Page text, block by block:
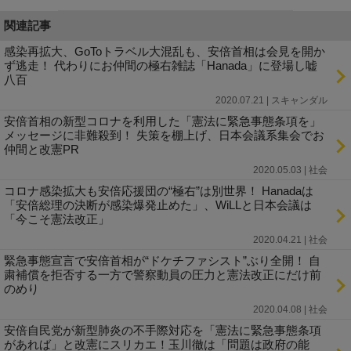
関連記事
感染再拡大、GoToトラベル大混乱も、安倍首相は会見を開か
ず逃走！ 代わりにお仲間の極右雑誌「Hanada」に登場し嘘
八百
2020.07.21 | スキャンダル
安倍首相の新型コロナを利用した「憲法に緊急事態条項を」
メッセージに非難殺到！ 失策を棚上げ、日本会議系集会でお
仲間と改憲PR
2020.05.03 | 社会
コロナ感染拡大も安倍応援団の“極右”は別世界！ Hanadaは
「安倍総理の決断が感染爆発止めた」、WiLLと日本会議は
「今こそ憲法改正」
2020.04.21 | 社会
緊急事態宣言で安倍首相が“ドケチファシスト”ぶり全開！ 自
粛補償を拒否する一方で警察動員の圧力と憲法改正にだけ前
のめり
2020.04.08 | 社会
安倍自民党が新型肺炎の不手際対応を「憲法に緊急事態条項
があれば」と改憲にスリカエ！玉川徹は「問題は政府の能